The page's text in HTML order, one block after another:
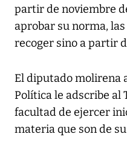
partir de noviembre
aprobar su norma,
recoger sino a partir
El diputado molirena
Política le adscribe al
facultad de ejercer
materia que son de